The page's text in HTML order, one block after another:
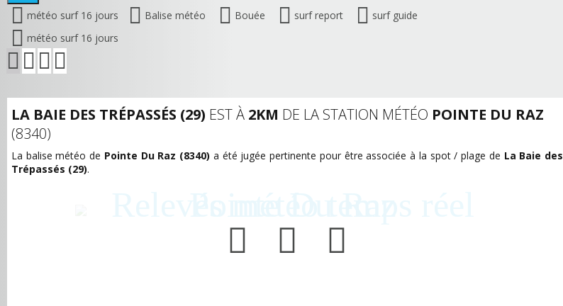
météo surf 16 jours Balise météo Bouée surf report
surf guide
météo surf 16 jours
LA BAIE DES TRÉPASSÉS (29) EST À 2KM DE LA STATION MÉTÉO POINTE DU RAZ
(8340)
La balise météo de Pointe Du Raz (8340) a été jugée pertinente pour être associée à la spot / plage de La Baie des
Trépassés (29).